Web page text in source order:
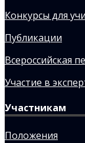
Конкурсы для
Публикации
Всероссийская
Участие в
Участникам
Положения